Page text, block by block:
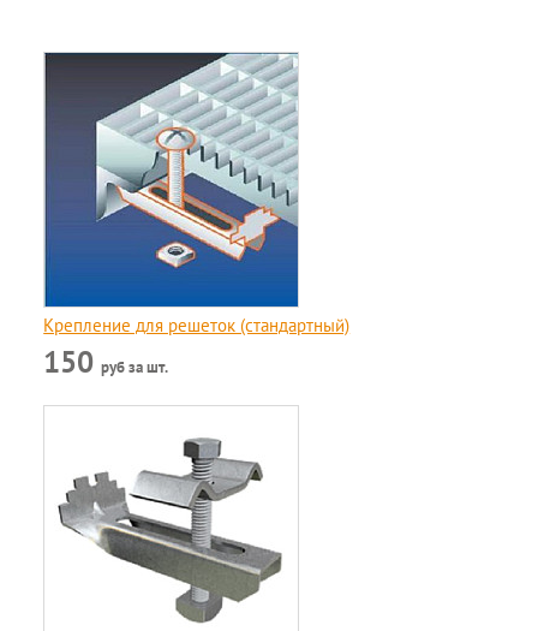
Крепление для решеток (стандартный)
150руб за шт.